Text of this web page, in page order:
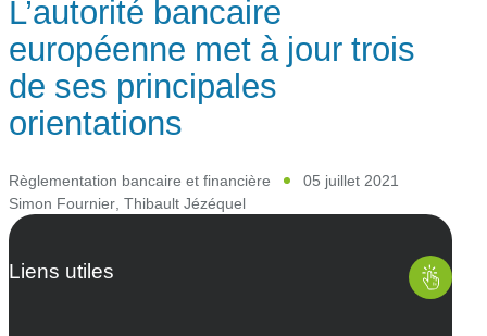
L’autorité bancaire
européenne met à jour trois
de ses principales
orientations
Règlementation bancaire et financière
05 juillet 2021
Simon Fournier Thibault Jézéquel
Liens utiles